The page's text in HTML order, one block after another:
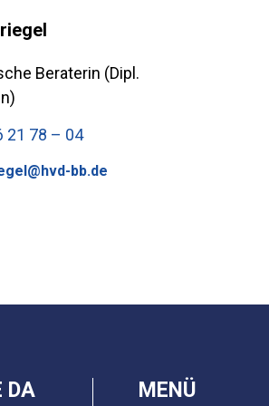
Beraterin (Dipl.
21 78 – 04
bb.de
DA
MENÜ